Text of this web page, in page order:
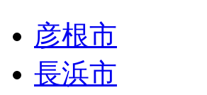
彦根市
長浜市